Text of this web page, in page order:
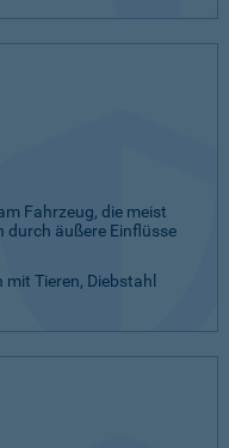
Fahrzeug, die meist
durch äußere Einflüsse
Tieren, Diebstahl